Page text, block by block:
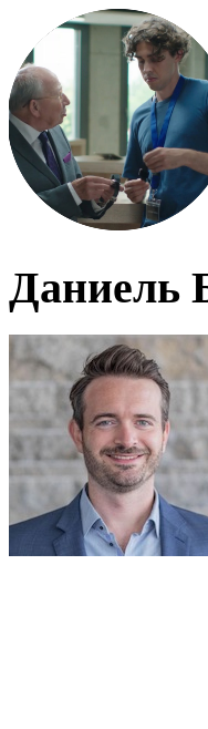
Даниель